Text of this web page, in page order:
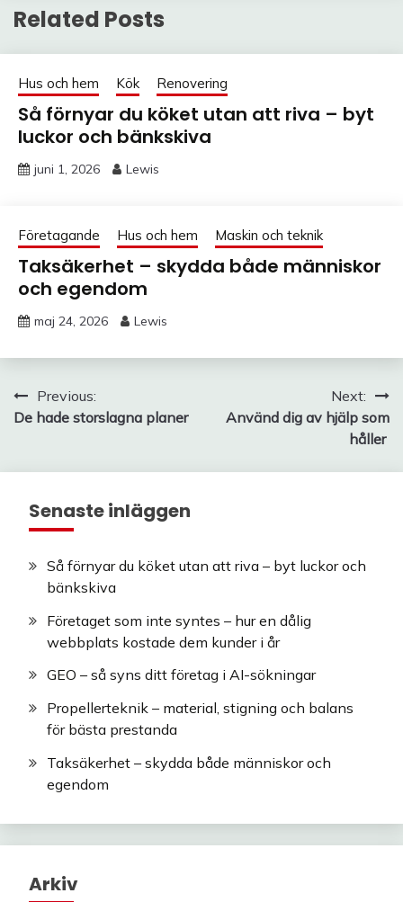
Related Posts
Hus och hem Kök Renovering
Så förnyar du köket utan att riva – byt
luckor och bänkskiva
juni 1, 2026 Lewis
Företagande Hus och hem Maskin och teknik
Taksäkerhet – skydda både människor
och egendom
maj 24, 2026 Lewis
Inläggsnavigering
Previous:
De hade storslagna planer
Next:
Använd dig av hjälp som
håller
Senaste inläggen
Så förnyar du köket utan att riva – byt luckor och
bänkskiva
Företaget som inte syntes – hur en dålig
webbplats kostade dem kunder i år
GEO – så syns ditt företag i AI-sökningar
Propellerteknik – material, stigning och balans
för bästa prestanda
Taksäkerhet – skydda både människor och
egendom
Arkiv